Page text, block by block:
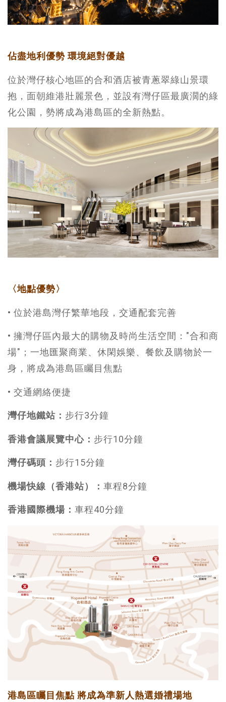
佔盡地利優勢 環境絕對優越
位於灣仔核心地區的合和酒店被青蔥翠綠山景環
抱，面朝維港壯麗景色，並設有灣仔區最廣濶的綠
化公園，勢將成為港島區的全新熱點。
〈地點優勢〉
• 位於港島灣仔繁華地段，交通配套完善
• 擁灣仔區內最大的購物及時尚生活空間："合和商
場"；一地匯聚商業、休閑娛樂、餐飲及購物於一
身，將成為港島區矚目焦點
• 交通網絡便捷
灣仔地鐵站： 步行3分鐘
香港會議展覽中心： 步行10分鐘
灣仔碼頭： 步行15分鐘
機場快線（香港站）： 車程8分鐘
香港國際機場： 車程40分鐘
港島區矚目焦點 將成為準新人熱選婚禮場地